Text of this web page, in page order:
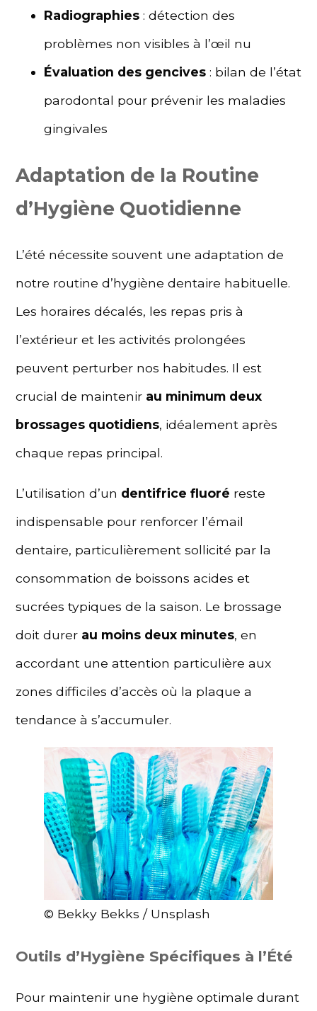
Radiographies: détection des
problèmes non visibles à l’œil nu
Évaluation des gencives: bilan de l’état
parodontal pour prévenir les maladies
gingivales
Adaptation de la Routine
d’Hygiène Quotidienne
L’été nécessite souvent une adaptation de
notre routine d’hygiène dentaire habituelle.
Les horaires décalés, les repas pris à
l’extérieur et les activités prolongées
peuvent perturber nos habitudes. Il est
crucial de maintenir au minimum deux
brossages quotidiens, idéalement après
chaque repas principal.
L’utilisation d’un dentifrice fluoré reste
indispensable pour renforcer l’émail
dentaire, particulièrement sollicité par la
consommation de boissons acides et
sucrées typiques de la saison. Le brossage
doit durer au moins deux minutes, en
accordant une attention particulière aux
zones difficiles d’accès où la plaque a
tendance à s’accumuler.
© Bekky Bekks / Unsplash
Outils d’Hygiène Spécifiques à l’Été
Pour maintenir une hygiène optimale durant